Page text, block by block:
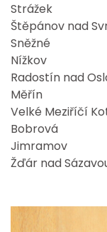
Strážek
Štěpánov nad
Sněžné
Nížkov
Radostín nad
Měřín
Velké Meziříčí
Bobrová
Jimramov
Žďár nad